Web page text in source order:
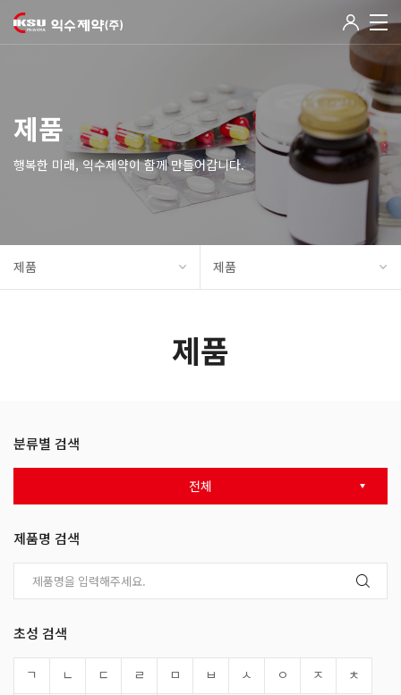
제품
행복한 미래, 익수제약이 함께 만들어갑니다.
제품 제품
제품
분류별 검색
전체
제품명 검색
초성 검색
ㄱ ㄴ ㄷ ㄹ ㅁ ㅂ ㅅ ㅇ ㅈ
ㅊ